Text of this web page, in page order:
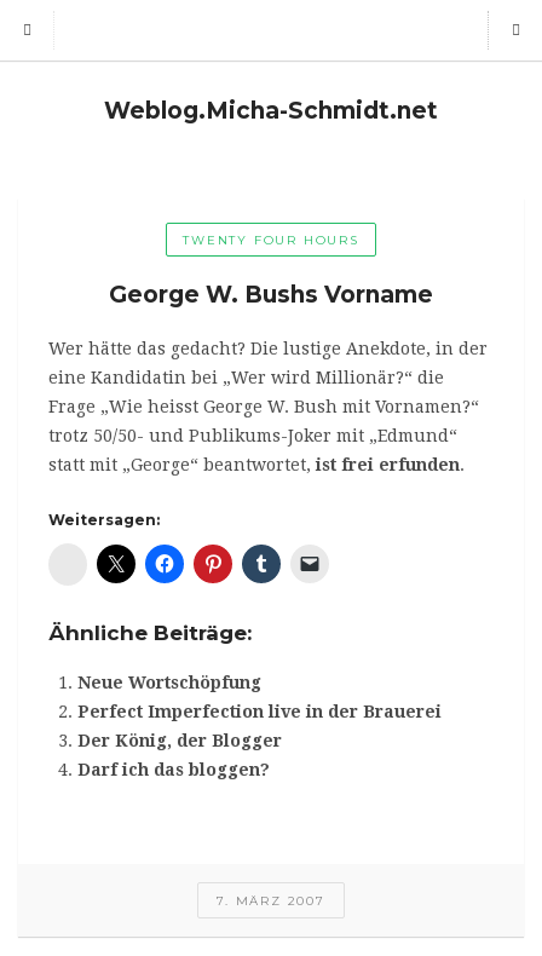
Weblog.Micha-Schmidt.net
TWENTY FOUR HOURS
George W. Bushs Vorname
Wer hätte das gedacht? Die lustige Anekdote, in der
eine Kandidatin bei „Wer wird Millionär?“ die
Frage „Wie heisst George W. Bush mit Vornamen?“
trotz 50/50- und Publikums-Joker mit „Edmund“
statt mit „George“ beantwortet,ist frei erfunden.
Weitersagen:
Diaspora*
Ähnliche Beiträge:
Neue Wortschöpfung
Perfect Imperfection live in der Brauerei
Der König, der Blogger
Darf ich das bloggen?
7. MÄRZ 2007